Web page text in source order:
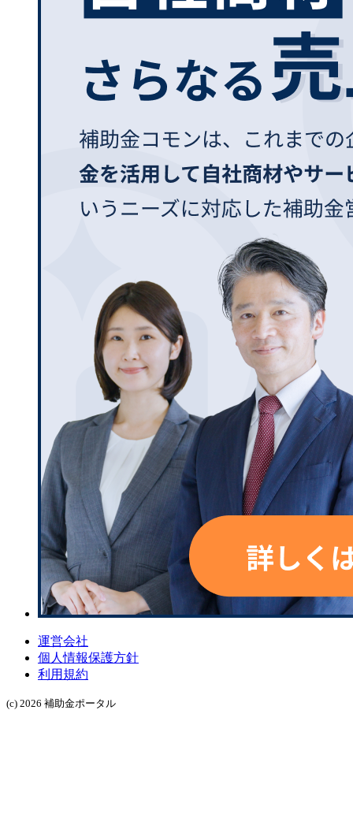
運営会社
個人情報保護方針
利用規約
(c) 2026 補助金ポータル